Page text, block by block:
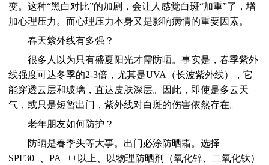
变。这种“黑白对比”的加剧，会让人感觉白斑“加重”了，增
加心理压力。而心理压力本身又是影响病情的重要因素。
春天紫外线有多强？
很多人以为只有盛夏阳光才需防晒。事实是，春季紫外
线强度可达冬季的2-3倍，尤其是UVA（长波紫外线），它
能穿透云层和玻璃，直达皮肤深层。因此，即使是多云天
气，或只是短暂出门，紫外线对白斑的伤害依然存在。
老年朋友如何防护？
防晒是春季头等大事。出门必涂防晒霜。选择
SPF30+、PA+++以上、以物理防晒剂（氧化锌、二氧化钛）